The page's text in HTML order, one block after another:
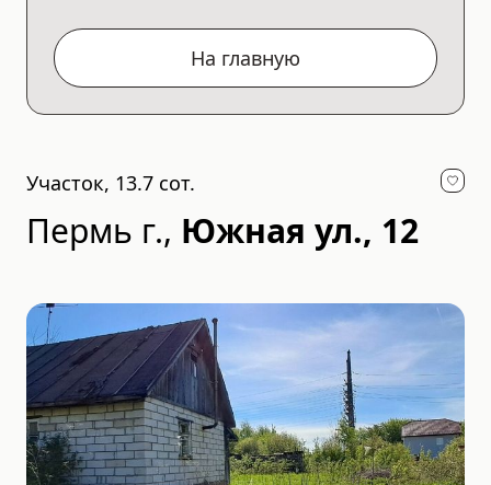
На главную
Участок, 13.7 сот.
Пермь г., Южная ул., 12